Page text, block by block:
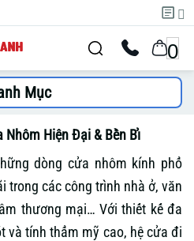
0
Mục
Nhôm Hiện Đại & Bền Bỉ
dòng cửa nhôm kính phổ
trong các công trình nhà ở, văn
thương mại… Với thiết kế đa
và tính thẩm mỹ cao, hệ cửa đi